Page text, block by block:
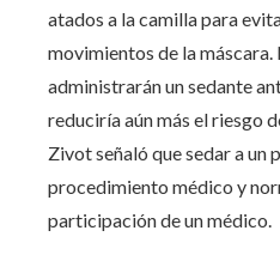
atados a la camilla para
movimientos de la máscara.
administrarán un sedante
reduciría aún más el riesgo
Zivot señaló que sedar a un
procedimiento médico y
participación de un médico.